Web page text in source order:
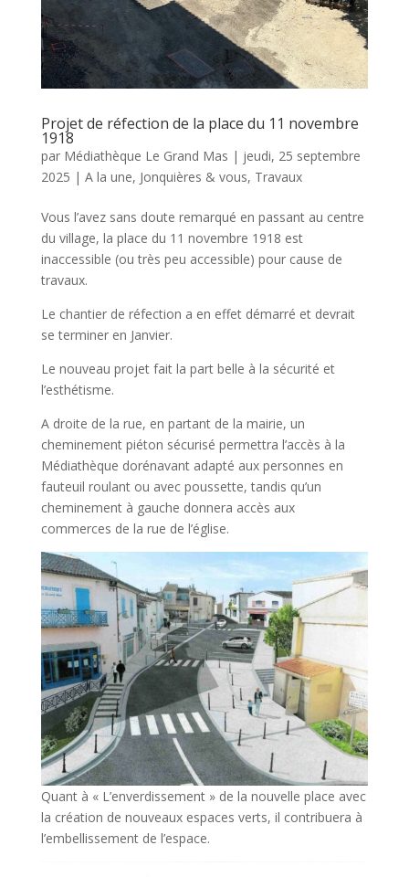
Projet de réfection de la place du 11 novembre
1918
par Médiathèque Le Grand Mas | jeudi, 25 septembre
2025 | A la une, Jonquières & vous, Travaux
Vous l’avez sans doute remarqué en passant au centre
du village, la place du 11 novembre 1918 est
inaccessible (ou très peu accessible) pour cause de
travaux.
Le chantier de réfection a en effet démarré et devrait
se terminer en Janvier.
Le nouveau projet fait la part belle à la sécurité et
l’esthétisme.
A droite de la rue, en partant de la mairie, un
cheminement piéton sécurisé permettra l’accès à la
Médiathèque dorénavant adapté aux personnes en
fauteuil roulant ou avec poussette, tandis qu’un
cheminement à gauche donnera accès aux
commerces de la rue de l’église.
Quant à « L’enverdissement » de la nouvelle place avec
la création de nouveaux espaces verts, il contribuera à
l’embellissement de l’espace.